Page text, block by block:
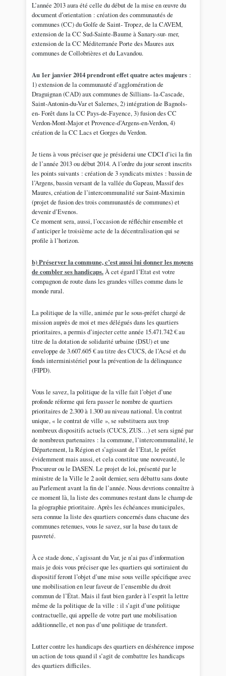
L’année 2013 aura été celle du début de la mise en œuvre du
document d’orientation : création des communautés de
communes (CC) du Golfe de Saint- Tropez, de la CAVEM,
extension de la CC Sud-Sainte-Baume à Sanary-sur- mer,
extension de la CC Méditerranée Porte des Maures aux
communes de Collobrières et du Lavandou.
Au 1er janvier 2014 prendront effet quatre actes majeurs:
1) extension de la communauté d’agglomération de
Draguignan (CAD) aux communes de Sillians- la-Cascade,
Saint-Antonin-du-Var et Salernes, 2) intégration de Bagnols-
en- Forêt dans la CC Pays-de-Fayence, 3) fusion des CC
Verdon-Mont-Major et Provence-d’Argens-en-Verdon, 4)
création de la CC Lacs et Gorges du Verdon.
Je tiens à vous préciser que je présiderai une CDCI d’ici la fin
de l’année 2013 ou début 2014. A l’ordre du jour seront inscrits
les points suivants : création de 3 syndicats mixtes : bassin de
l’Argens, bassin versant de la vallée du Gapeau, Massif des
Maures, création de l’intercommunalité sur Saint-Maximin
(projet de fusion des trois communautés de communes) et
devenir d’Evenos.
Ce moment sera, aussi, l’occasion de réfléchir ensemble et
d’anticiper le troisième acte de la décentralisation qui se
profile à l’horizon.
b) Préserver la commune, c’est aussi lui donner les moyens
de combler ses handicaps.À cet égard l’Etat est votre
compagnon de route dans les grandes villes comme dans le
monde rural.
La politique de la ville, animée par le sous-préfet chargé de
mission auprès de moi et mes délégués dans les quartiers
prioritaires, a permis d’injecter cette année 15.471.742 € au
titre de la dotation de solidarité urbaine (DSU) et une
enveloppe de 3.607.605 € au titre des CUCS, de l’Acsé et du
fonds interministériel pour la prévention de la délinquance
(FIPD).
Vous le savez, la politique de la ville fait l’objet d’une
profonde réforme qui fera passer le nombre de quartiers
prioritaires de 2.300 à 1.300 au niveau national. Un contrat
unique, « le contrat de ville », se substituera aux trop
nombreux dispositifs actuels (CUCS, ZUS…) et sera signé par
de nombreux partenaires : la commune, l’intercommunalité, le
Département, la Région et s’agissant de l’Etat, le préfet
évidemment mais aussi, et cela constitue une nouveauté, le
Procureur ou le DASEN. Le projet de loi, présenté par le
ministre de la Ville le 2 août dernier, sera débattu sans doute
au Parlement avant la fin de l’année. Nous devrions connaître à
ce moment là, la liste des communes restant dans le champ de
la géographie prioritaire. Après les échéances municipales,
sera connue la liste des quartiers concernés dans chacune des
communes retenues, vous le savez, sur la base du taux de
pauvreté.
À ce stade donc, s’agissant du Var, je n’ai pas d’information
mais je dois vous préciser que les quartiers qui sortiraient du
dispositif feront l’objet d’une mise sous veille spécifique avec
une mobilisation en leur faveur de l’ensemble du droit
commun de l’État. Mais il faut bien garder à l’esprit la lettre
même de la politique de la ville : il s’agit d’une politique
contractuelle, qui appelle de votre part une mobilisation
additionnelle, et non pas d’une politique de transfert.
Lutter contre les handicaps des quartiers en déshérence impose
un action de tous quand il s’agit de combattre les handicaps
des quartiers difficiles.